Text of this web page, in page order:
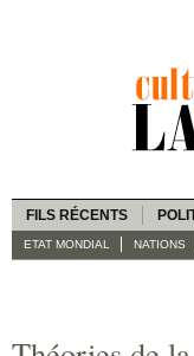
FILS RÉCENTS
ETAT MONDIAL NATIONS